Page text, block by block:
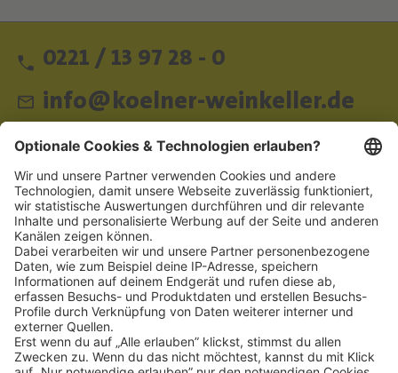
0221 / 13 97 28 - 0
info@koelner-weinkeller.de
Schnellzugriff
ZAHLUNGSMETHODEN
SOCIAL
NEWSLETTER